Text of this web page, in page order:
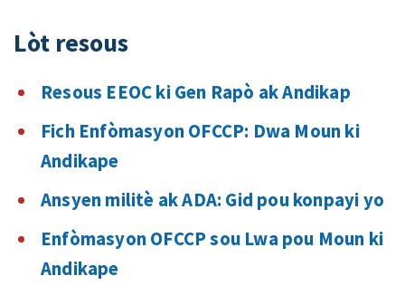
Lòt resous
Resous EEOC ki Gen Rapò ak Andikap
Fich Enfòmasyon OFCCP: Dwa Moun ki
Andikape
Ansyen militè ak ADA: Gid pou konpayi yo
Enfòmasyon OFCCP sou Lwa pou Moun ki
Andikape